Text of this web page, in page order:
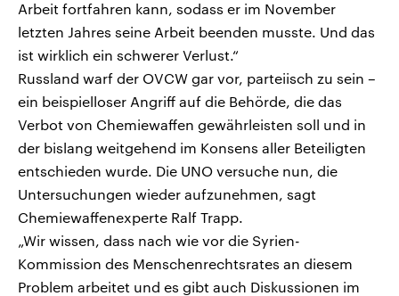
Arbeit fortfahren kann, sodass er im November
letzten Jahres seine Arbeit beenden musste. Und das
ist wirklich ein schwerer Verlust.“
Russland warf der OVCW gar vor, parteiisch zu sein –
ein beispielloser Angriff auf die Behörde, die das
Verbot von Chemiewaffen gewährleisten soll und in
der bislang weitgehend im Konsens aller Beteiligten
entschieden wurde. Die UNO versuche nun, die
Untersuchungen wieder aufzunehmen, sagt
Chemiewaffenexperte Ralf Trapp.
„Wir wissen, dass nach wie vor die Syrien-
Kommission des Menschenrechtsrates an diesem
Problem arbeitet und es gibt auch Diskussionen im